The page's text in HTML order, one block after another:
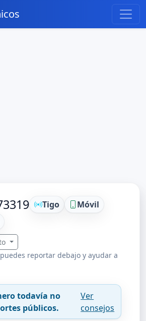
Tigo
Móvil
reportar debajo y ayudar a
todavía no
públicos.
Ver
consejos